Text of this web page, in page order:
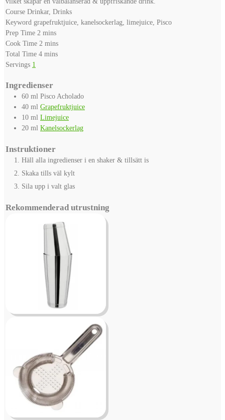
Course Drinkar, Drinks
Keyword grapefruktjuice, kanelsockerlag, limejuice, Pisco
Prep Time 2 minutes
mins
Cook Time 2 minutes
mins
Total Time 4minutes
mins
Servings 1
Ingredienser
60 ml Pisco Acholado
40 ml Grapefruktjuice
10 ml Limejuice
20 ml Kanelsockerlag
Instruktioner
Häll alla ingredienser i en shaker & tillsätt is
Skaka tills väl kylt
Sila upp i valt glas
Rekommenderad utrustning